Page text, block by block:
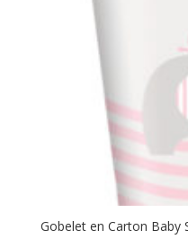
Gobelet en Carton Baby